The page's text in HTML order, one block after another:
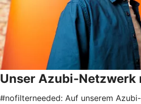
Unser Azubi-Netzwerk
#nofilterneeded: Auf unserem